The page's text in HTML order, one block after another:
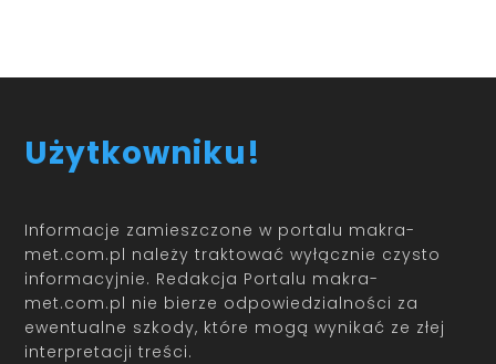
Użytkowniku!
Informacje zamieszczone w portalu makra-
met.com.pl należy traktować wyłącznie czysto
informacyjnie. Redakcja Portalu makra-
met.com.pl nie bierze odpowiedzialności za
ewentualne szkody, które mogą wynikać ze złej
interpretacji treści.